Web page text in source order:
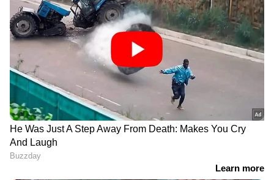
കൊണ്ടാണ്. കുടുംബത്തോട് കൂടുതൽ
അടുത്തുനിൽക്കാൻ തങ്ങൾ ആഗ്രഹിച്ചതായും
ഹരിത് കൂട്ടിച്ചേർത്തു.
DOWNLOAD APP